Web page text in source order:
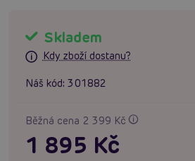
Skladem
Kdy zboží dostanu?
Náš kód: 301882
Běžná cena 2 399 Kč
1 895 Kč